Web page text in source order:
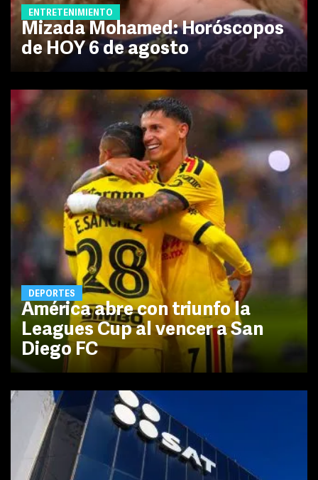
ENTRETENIMIENTO
Mizada Mohamed: Horóscopos
de HOY 6 de agosto
DEPORTES
América abre con triunfo la
Leagues Cup al vencer a San
Diego FC